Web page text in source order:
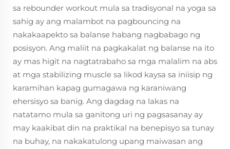
sa rebounder workout mula sa tradisyonal na yoga sa
sahig ay ang malambot na pagbouncing na
nakakaapekto sa balanse habang nagbabago ng
posisyon. Ang maliit na pagkakalat ng balanse na ito
ay mas higit na nagtatrabaho sa mga malalim na abs
at mga stabilizing muscle sa likod kaysa sa iniisip ng
karamihan kapag gumagawa ng karaniwang
ehersisyo sa banig. Ang dagdag na lakas na
natatamo mula sa ganitong uri ng pagsasanay ay
may kaakibat din na praktikal na benepisyo sa tunay
na buhay, na nakakatulong upang maiwasan ang